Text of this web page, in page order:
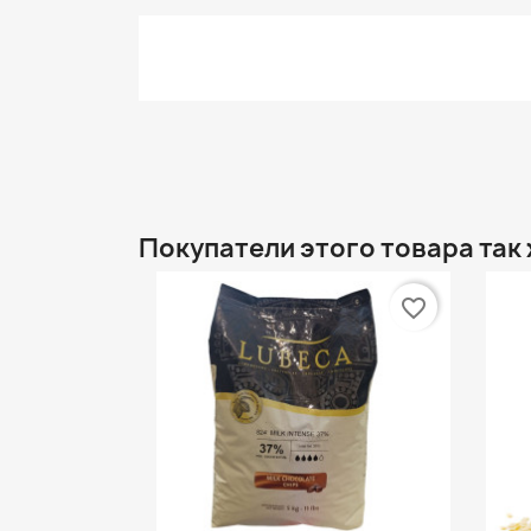
Покупатели этого товара
favorite_border